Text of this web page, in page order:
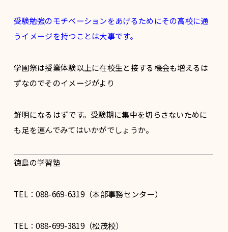
受験勉強のモチベーションをあげるためにその高校に通
うイメージを持つことは大事です。
学園祭は授業体験以上に在校生と接する機会も増えるは
ずなのでそのイメージがより
鮮明になるはずです。受験期に集中を切らさないために
も足を運んでみてはいかがでしょうか。
徳島の学習塾
TEL：088-669-6319（本部事務センター）
TEL：088-699-3819（松茂校）